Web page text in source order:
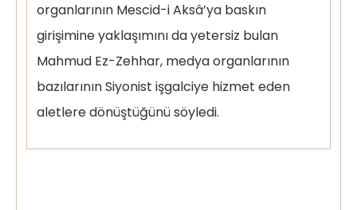
organlarının Mescid-i Aksâ’ya baskın
girişimine yaklaşımını da yetersiz bulan
Mahmud Ez-Zehhar, medya organlarının
bazılarının Siyonist işgalciye hizmet eden
aletlere dönüştüğünü söyledi.